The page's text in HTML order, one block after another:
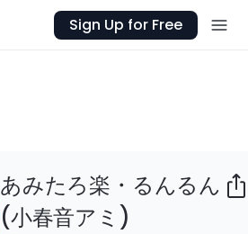
Sign Up for Free
あみたろ楽・るんるん
(小春音アミ)